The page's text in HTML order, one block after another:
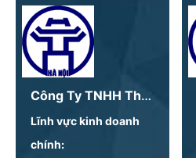
Công Ty TNHH Thương Mại Và Dịch Vụ Mạnh Kiên
Lĩnh vực kinh doanh
chính: